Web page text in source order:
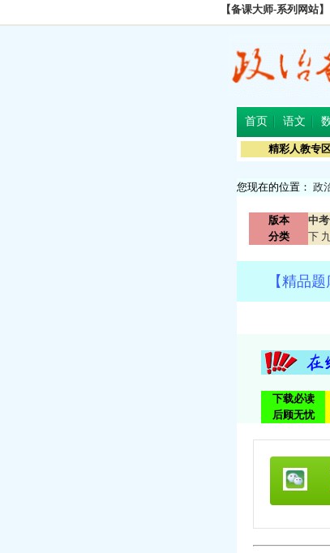
【备课大师-系列网站】
首页 语文
精彩人教专
您现在的位置： 政
版本
分类
中
下
【精品
下载必读
后顾无忧